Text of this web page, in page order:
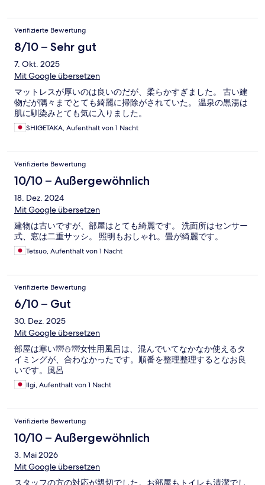
Verifizierte Bewertung
8/10 – Sehr gut
7. Okt. 2025
Mit Google übersetzen
マットレスが厚いのは良いのだが、柔らかすぎました。 古い建
物だが隅々までとても綺麗に掃除がされていた。 温泉の黒湯は
肌に馴染みとても気に入りました。
SHIGETAKA, Aufenthalt von 1 Nacht
Verifizierte Bewertung
10/10 – Außergewöhnlich
18. Dez. 2024
Mit Google übersetzen
建物は古いですが、部屋はとても綺麗です。 洗面所はセンサー
式、窓は二重サッシ。 照明もおしゃれ。畳が綺麗です。
Tetsuo, Aufenthalt von 1 Nacht
Verifizierte Bewertung
6/10 – Gut
30. Dez. 2025
Mit Google übersetzen
部屋は寒い🌁⛄🌁女性用風呂は、混んでいてなかなか使えるタ
イミングが、合わなかったです。順番を整理整理するとなお良
いです。風呂
Ilgi, Aufenthalt von 1 Nacht
Verifizierte Bewertung
10/10 – Außergewöhnlich
3. Mai 2026
Mit Google übersetzen
スタッフの方の対応が親切でした。お部屋もトイレも清潔でし